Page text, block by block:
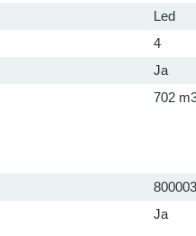
Led
4
Ja
702
Ja